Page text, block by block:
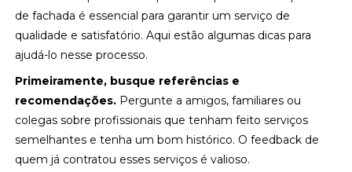
de fachada é essencial para garantir um serviço de
qualidade e satisfatório. Aqui estão algumas dicas para
ajudá-lo nesse processo.
Primeiramente, busque referências e
recomendações. Pergunte a amigos, familiares ou
colegas sobre profissionais que tenham feito serviços
semelhantes e tenha um bom histórico. O feedback de
quem já contratou esses serviços é valioso.